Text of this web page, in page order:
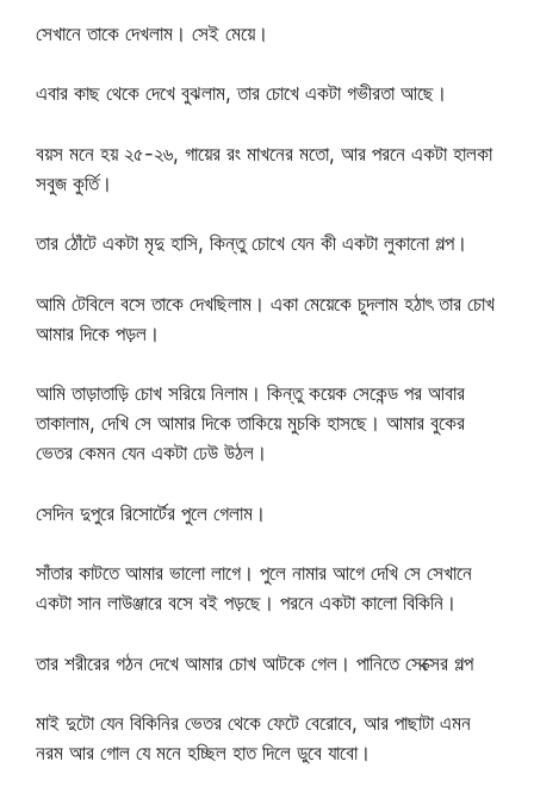
সেখানে তাকে দেখলাম। সেই মেয়ে।
এবার কাছ থেকে দেখে বুঝলাম, তার চোখে একটা গভীরতা আছে।
বয়স মনে হয় ২৫-২৬, গায়ের রং মাখনের মতো, আর পরনে একটা হালকা
সবুজ কুর্তি।
তার ঠোঁটে একটা মৃদু হাসি, কিন্তু চোখে যেন কী একটা লুকানো গল্প।
আমি টেবিলে বসে তাকে দেখছিলাম। একা মেয়েকে চুদলাম হঠাৎ তার চোখ
আমার দিকে পড়ল।
আমি তাড়াতাড়ি চোখ সরিয়ে নিলাম। কিন্তু কয়েক সেকেন্ড পর আবার
তাকালাম, দেখি সে আমার দিকে তাকিয়ে মুচকি হাসছে। আমার বুকের
ভেতর কেমন যেন একটা ঢেউ উঠল।
সেদিন দুপুরে রিসোর্টের পুলে গেলাম।
সাঁতার কাটতে আমার ভালো লাগে। পুলে নামার আগে দেখি সে সেখানে
একটা সান লাউঞ্জারে বসে বই পড়ছে। পরনে একটা কালো বিকিনি।
তার শরীরের গঠন দেখে আমার চোখ আটকে গেল। পানিতে সেক্সের গল্প
মাই দুটো যেন বিকিনির ভেতর থেকে ফেটে বেরোবে, আর পাছাটা এমন
নরম আর গোল যে মনে হচ্ছিল হাত দিলে ডুবে যাবো।